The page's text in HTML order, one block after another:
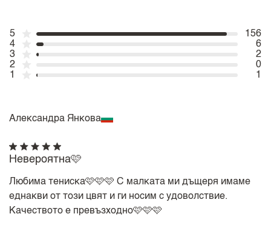
5
156
4
6
3
2
2
0
1
1
Александра Янкова
Невероятна🩷
Любима тениска🩷🩷🩷 С малката ми дъщеря имаме
еднакви от този цвят и ги носим с удоволствие.
Качеството е превъзходно🩷🩷🩷